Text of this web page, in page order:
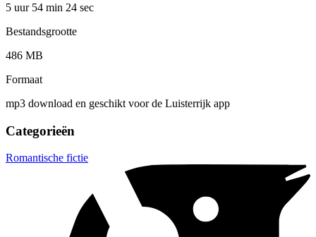
5 uur 54 min 24 sec
Bestandsgrootte
486 MB
Formaat
mp3 download en geschikt voor de Luisterrijk app
Categorieën
Romantische fictie